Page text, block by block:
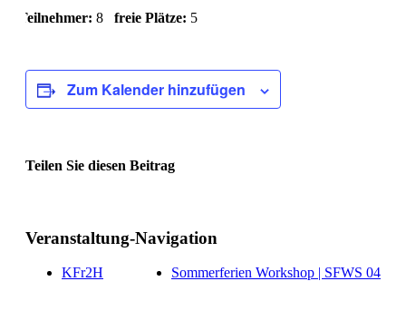
Teilnehmer: 8freie Plätze: 5
Zum Kalender hinzufügen
Teilen Sie diesen Beitrag
Veranstaltung-Navigation
KFr2H Sommerferien Workshop | SFWS 04